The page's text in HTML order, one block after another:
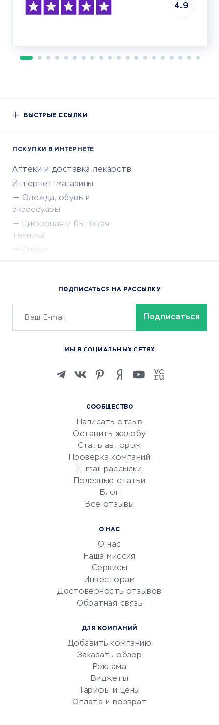
4.9
БЫСТРЫЕ ССЫЛКИ
ПОКУПКИ В ИНТЕРНЕТЕ
Аптеки и доставка лекарств
Интернет-магазины
Одежда, обувь и
аксессуары
Цифровая и бытовая
техника
Спорт
Сервисы доставки
ОБУЧЕНИЕ И РАБОТА
Изучение иностранных
Маркетинг и продажи
Репетиторство
Красота и здоровье
Сервисы по поиску работы
Сетевой маркетинг
УСЛУГИ ДЛЯ БИЗНЕСА
документооборот
Юридические компании
Бухгалтерия онлайн
СООБЩЕСТВО
Написать отзыв
Оставить жалобу
Стать автором
Проверка компаний
E-mail рассылки
Полезные статьи
Блог
Все отзывы
О НАС
О нас
Наша миссия
Сервисы
Инвесторам
Достоверность отзывов
Обратная связь
ДЛЯ КОМПАНИЙ
Добавить компанию
Заказать обзор
Реклама
Виджеты
Тарифы и цены
Оплата и возврат
ПОДПИСАТЬСЯ НА РАССЫЛКУ
МЫ В СОЦИАЛЬНЫХ СЕТЯХ